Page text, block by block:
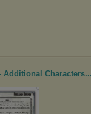
Additional